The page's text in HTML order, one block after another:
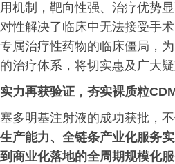
用机制，靶向性强、治疗优势
对性解决了临床中无法接受手
专属治疗性药物的临床僵局，
的治疗体系，将切实惠及广大疑
实力再获验证，夯实裸质粒
塞多明基注射液的成功获批，
生产能力、全链条产业化服务
到商业化落地的全周期规模化服